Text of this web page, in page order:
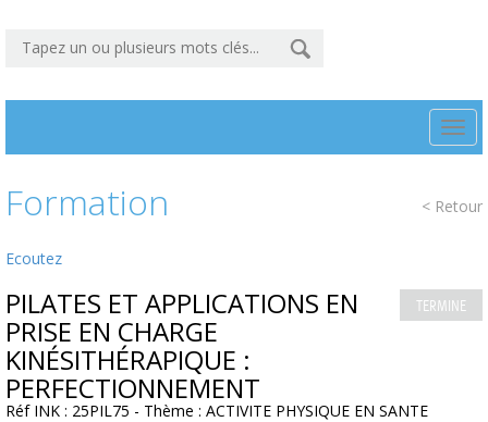
< Retour
Formation
Ecoutez
TERMINE
PILATES ET APPLICATIONS EN
PRISE EN CHARGE
KINÉSITHÉRAPIQUE :
PERFECTIONNEMENT
Réf INK : 25PIL75 - Thème : ACTIVITE PHYSIQUE EN SANTE